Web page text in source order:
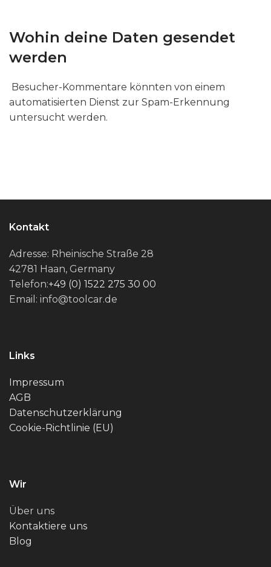
Wohin deine Daten gesendet
werden
Besucher-Kommentare könnten von einem
automatisierten Dienst zur Spam-Erkennung
untersucht werden.
Kontakt
Adresse: Rheinische Straße 28
42781 Haan, Germany
Telefon:+49 (0) 1522 275 30 00
Email: info@toolcar.de
Links
Impressum
AGB
Datenschutzerklärung
Cookie-Richtlinie (EU)
Wir
Über uns
Kontaktiere uns
Blog